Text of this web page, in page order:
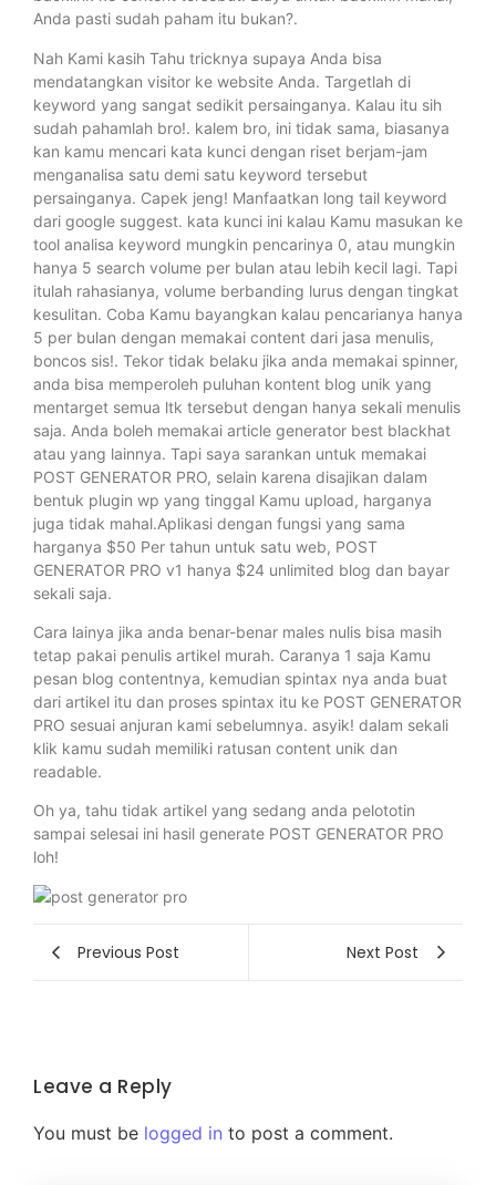
Anda pasti sudah paham itu bukan?.
Nah Kami kasih Tahu tricknya supaya Anda bisa
mendatangkan visitor ke website Anda. Targetlah di
keyword yang sangat sedikit persainganya. Kalau itu sih
sudah pahamlah bro!. kalem bro, ini tidak sama, biasanya
kan kamu mencari kata kunci dengan riset berjam-jam
menganalisa satu demi satu keyword tersebut
persainganya. Capek jeng! Manfaatkan long tail keyword
dari google suggest. kata kunci ini kalau Kamu masukan ke
tool analisa keyword mungkin pencarinya 0, atau mungkin
hanya 5 search volume per bulan atau lebih kecil lagi. Tapi
itulah rahasianya, volume berbanding lurus dengan tingkat
kesulitan. Coba Kamu bayangkan kalau pencarianya hanya
5 per bulan dengan memakai content dari jasa menulis,
boncos sis!. Tekor tidak belaku jika anda memakai spinner,
anda bisa memperoleh puluhan kontent blog unik yang
mentarget semua ltk tersebut dengan hanya sekali menulis
saja. Anda boleh memakai article generator best blackhat
atau yang lainnya. Tapi saya sarankan untuk memakai
POST GENERATOR PRO, selain karena disajikan dalam
bentuk plugin wp yang tinggal Kamu upload, harganya
juga tidak mahal.Aplikasi dengan fungsi yang sama
harganya $50 Per tahun untuk satu web, POST
GENERATOR PRO v1 hanya $24 unlimited blog dan bayar
sekali saja.
Cara lainya jika anda benar-benar males nulis bisa masih
tetap pakai penulis artikel murah. Caranya 1 saja Kamu
pesan blog contentnya, kemudian spintax nya anda buat
dari artikel itu dan proses spintax itu ke POST GENERATOR
PRO sesuai anjuran kami sebelumnya. asyik! dalam sekali
klik kamu sudah memiliki ratusan content unik dan
readable.
Oh ya, tahu tidak artikel yang sedang anda pelototin
sampai selesai ini hasil generate POST GENERATOR PRO
loh!
Previous Post Next Post
Leave a Reply
You must be logged in to post a comment.